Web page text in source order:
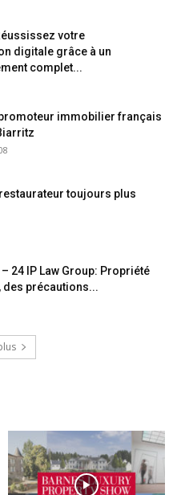
votre
digitale grâce à un
complet...
immobilier français
toujours plus
24 IP Law Group: Propriété
des précautions...